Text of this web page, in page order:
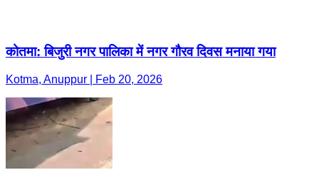
कोतमा: बिजुरी नगर पालिका में नगर गौरव दिवस मनाया गया
Kotma, Anuppur | Feb 20, 2026